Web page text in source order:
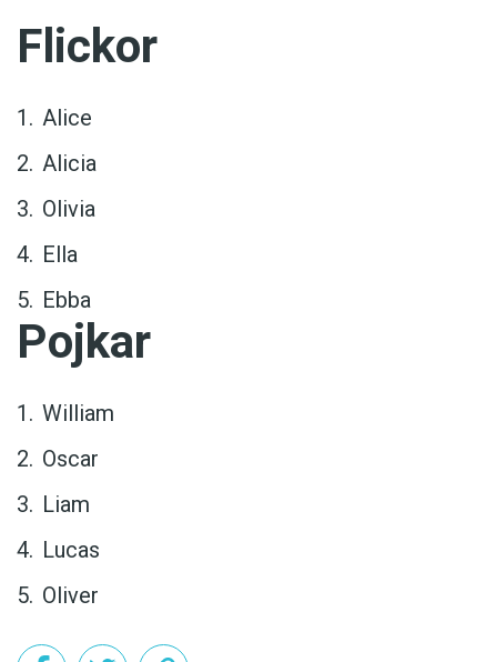
Flickor
Alice
Alicia
Olivia
Ella
Ebba
Pojkar
William
Oscar
Liam
Lucas
Oliver